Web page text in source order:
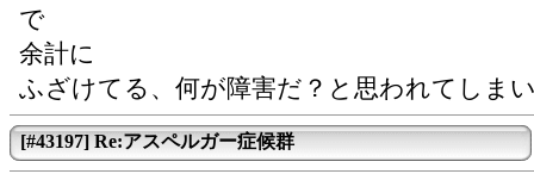
で
余計に
ふざけてる、何が障害だ？と思われてしま
[#43197] Re:アスペルガー症候群